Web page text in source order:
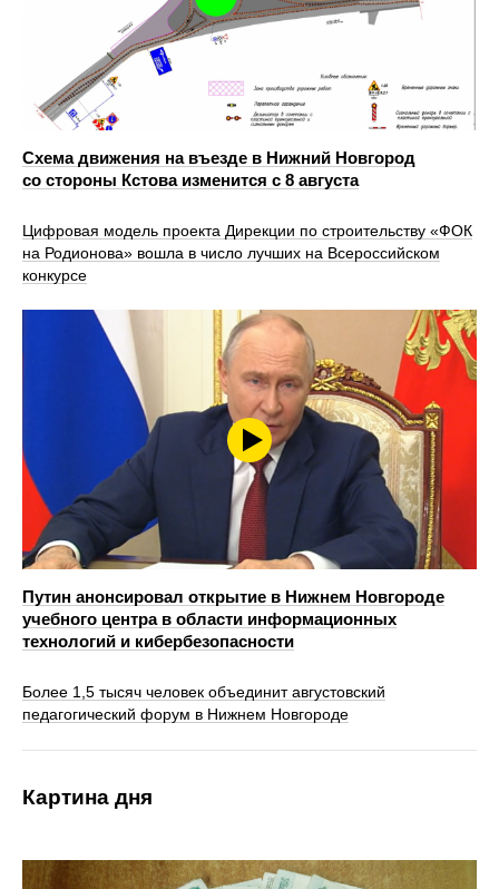
Схема движения на въезде в Нижний Новгород
со стороны Кстова изменится с 8 августа
Цифровая модель проекта Дирекции по строительству «ФОК
на Родионова» вошла в число лучших на Всероссийском
конкурсе
Путин анонсировал открытие в Нижнем Новгороде
учебного центра в области информационных
технологий и кибербезопасности
Более 1,5 тысяч человек объединит августовский
педагогический форум в Нижнем Новгороде
Картина дня